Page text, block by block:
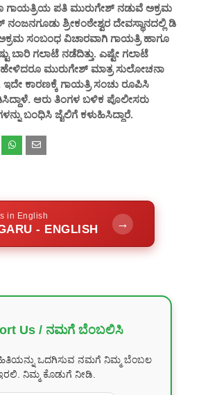
ಗಾಯತ್ರಿಯ ಪತಿ ಮುರುಗೇಶ್ ನಡುವೆ ಅಕ್ರಮ
ಶ್ರೀಕಂಠೇಶ್ವರ ದೇವಸ್ಥಾನದಲ್ಲಿ ಡಿ
ಸಂಬಂಧ ವಿಚಾರವಾಗಿ ಗಾಯತ್ರಿ ಹಾಗೂ
ಬಾರಿ ಗಲಾಟೆ ನಡೆದಿತ್ತು. ಎಷ್ಟೇ ಗಲಾಟೆ
ಮುರುಗೇಶ್ ಮಾತ್ರ ಸುಲೋಚನಾ
ಇದೇ ಕಾರಣಕ್ಕೆ ಗಾಯತ್ರಿ ಸಂಚು ರೂಪಿಸಿ
ಆರು ತಿಂಗಳ ಬಳಿಕ ಪೊಲೀಸರು
ಬಂಧಿಸಿ ಜೈಲಿಗೆ ಕಳುಹಿಸಿದ್ದಾರೆ.
in English
- ENGLISH →
Us / ನಮಗೆ ಬೆಂಬಲಿಸಿ
ಒದಗಿಸುವ ನಮಗೆ ನಿಮ್ಮ ಬೆಂಬಲ
ನಿಮ್ಮ ಕೊಡುಗೆ ನೀಡಿ.